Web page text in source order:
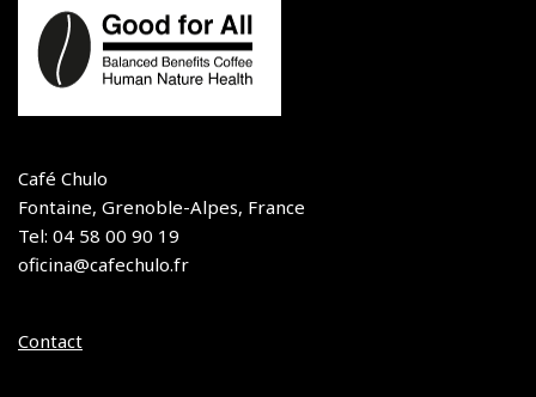
Café Chulo
Fontaine, Grenoble-Alpes, France
Tel: 04 58 00 90 19
oficina@cafechulo.fr
Contact